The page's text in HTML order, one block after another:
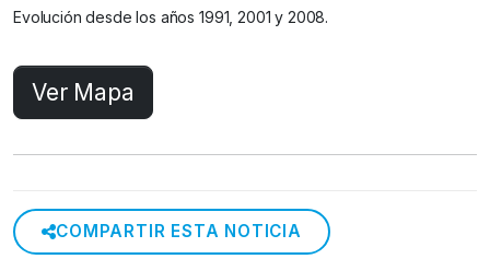
Evolución desde los años 1991, 2001 y 2008.
Ver Mapa
COMPARTIR ESTA NOTICIA